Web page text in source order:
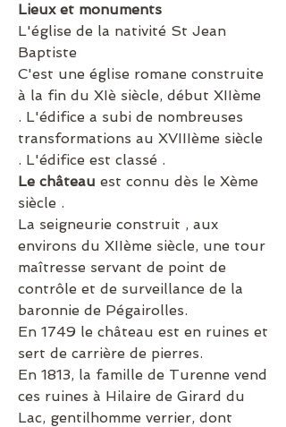
Lieux et monuments
L'église de la nativité St Jean
Baptiste
C'est une église romane construite
à la fin du XIè siècle, début XIIème
. L'édifice a subi de nombreuses
transformations au XVIIIème siècle
. L'édifice est classé .
Le château est connu dès le Xème
siècle .
La seigneurie construit , aux
environs du XIIème siècle, une tour
maîtresse servant de point de
contrôle et de surveillance de la
baronnie de Pégairolles.
En 1749 le château est en ruines et
sert de carrière de pierres.
En 1813, la famille de Turenne vend
ces ruines à Hilaire de Girard du
Lac, gentilhomme verrier, dont